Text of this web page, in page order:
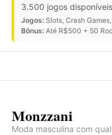
3.500 jogos
Jogos: Slots, Crash
Bônus: Até R$500 + 50
Monzzani
Moda masculina com